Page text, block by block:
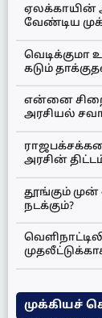
ஏலக்காயின்
வேண்டிய
வெடிக்குமா
கடும்
என்னை
அரசியல்
அரசின்
தூங்கும்
நடக்கும்?
முக்கியச்